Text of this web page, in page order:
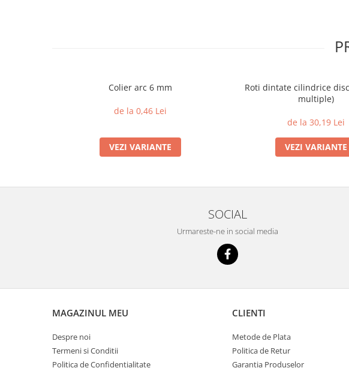
Colier arc 6 mm
de la 0,46 Lei
VEZI VARIANTE
Roti dintate cilindrice
multiple)
de la 30,19 Lei
VEZI VARIANTE
SOCIAL
Urmareste-ne in social media
MAGAZINUL MEU
Despre noi
Termeni si Conditii
Politica de Confidentialitate
CLIENTI
Metode de Plata
Politica de Retur
Garantia Produselor